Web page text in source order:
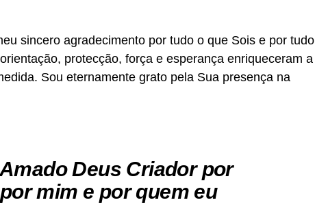
sincero agradecimento por tudo o que Sois e por tudo
protecção, força e esperança enriqueceram a
Sou eternamente grato pela Sua presença na
Deus Criador por
mim e por quem eu